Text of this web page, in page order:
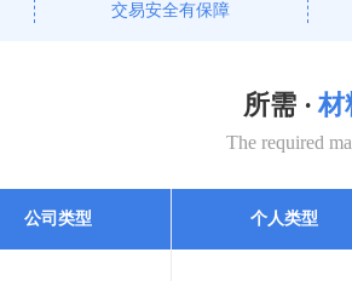
交易安全有保障
所需 · 材
The required
公司类型 个人类型